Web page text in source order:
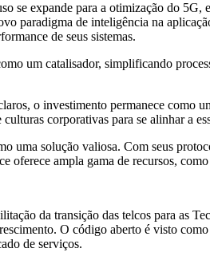
se expande para a otimização do
paradigma de inteligência na
de seus sistemas.
um catalisador, simplificando
o investimento permanece como
culturas corporativas para se alinhar a
uma solução valiosa. Com seus
oferece ampla gama de recursos,
da transição das telcos para as
O código aberto é visto
de serviços.